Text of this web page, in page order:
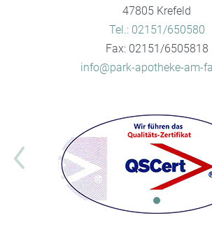
47805 Krefeld
Tel.: 02151/650580
Fax: 02151/6505818
info@park-apotheke-am-